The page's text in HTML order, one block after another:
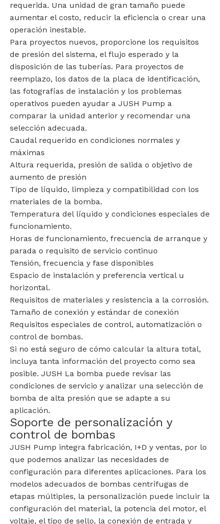
requerida. Una unidad de gran tamaño puede
aumentar el costo, reducir la eficiencia o crear una
operación inestable.
Para proyectos nuevos, proporcione los requisitos
de presión del sistema, el flujo esperado y la
disposición de las tuberías. Para proyectos de
reemplazo, los datos de la placa de identificación,
las fotografías de instalación y los problemas
operativos pueden ayudar a JUSH Pump a
comparar la unidad anterior y recomendar una
selección adecuada.
Caudal requerido en condiciones normales y
máximas
Altura requerida, presión de salida o objetivo de
aumento de presión
Tipo de líquido, limpieza y compatibilidad con los
materiales de la bomba.
Temperatura del líquido y condiciones especiales de
funcionamiento.
Horas de funcionamiento, frecuencia de arranque y
parada o requisito de servicio continuo
Tensión, frecuencia y fase disponibles
Espacio de instalación y preferencia vertical u
horizontal.
Requisitos de materiales y resistencia a la corrosión.
Tamaño de conexión y estándar de conexión
Requisitos especiales de control, automatización o
control de bombas.
Si no está seguro de cómo calcular la altura total,
incluya tanta información del proyecto como sea
posible. JUSH La bomba puede revisar las
condiciones de servicio y analizar una selección de
bomba de alta presión que se adapte a su
aplicación.
Soporte de personalización y
control de bombas
JUSH Pump integra fabricación, I+D y ventas, por lo
que podemos analizar las necesidades de
configuración para diferentes aplicaciones. Para los
modelos adecuados de bombas centrífugas de
etapas múltiples, la personalización puede incluir la
configuración del material, la potencia del motor, el
voltaje, el tipo de sello, la conexión de entrada y